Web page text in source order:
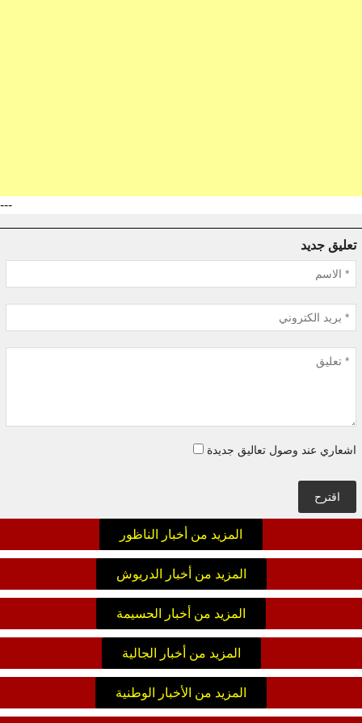
---
تعليق جديد
اشعاري عند وصول تعاليق جديدة
اقترح
المزيد من أخبار الناظور
المزيد من أخبار الدريوش
المزيد من أخبار الحسيمة
المزيد من أخبار الجالية
المزيد من الأخبار الوطنية